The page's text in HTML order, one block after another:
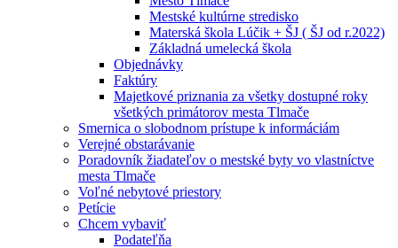
Mestské kultúrne stredisko
Materská škola Lúčik + ŠJ ( ŠJ od r.2022)
Základná umelecká škola
Objednávky
Faktúry
Majetkové priznania za všetky dostupné roky
všetkých primátorov mesta Tlmače
Smernica o slobodnom prístupe k informáciám
Verejné obstarávanie
Poradovník žiadateľov o mestské byty vo vlastníctve
mesta Tlmače
Voľné nebytové priestory
Petície
Chcem vybaviť
Podateľňa